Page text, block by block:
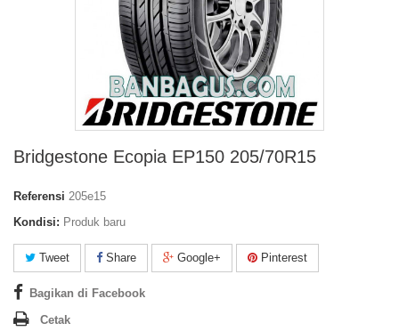
Bridgestone Ecopia EP150 205/70R15
Referensi 205e15
Kondisi: Produk baru
Tweet Share Google+ Pinterest
Bagikan di Facebook
Cetak